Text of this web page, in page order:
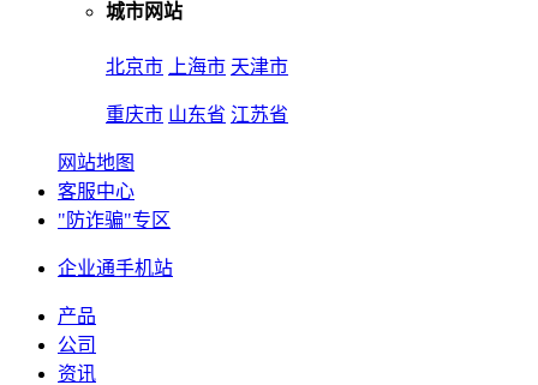
城市网站
北京市 上海市 天津市
重庆市 山东省 江苏省
网站地图
客服中心
"防诈骗"专区
企业通手机站
产品
公司
资讯